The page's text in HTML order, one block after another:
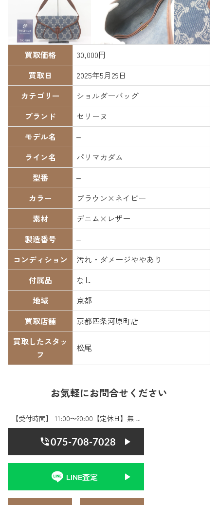
買取価格
30,000円
買取日
2025年5月29日
カテゴリー
ショルダーバッグ
ブランド
セリーヌ
モデル名
–
ライン名
パリマカダム
型番
–
カラー
ブラウン×ネイビー
素材
デニム×レザー
製造番号
–
コンディション
汚れ・ダメージややあり
付属品
なし
地域
京都
買取店舗
京都四条河原町店
買取したスタッ
フ
松尾
お気軽にお問合せください
【受付時間】 11:00〜20:00【定休日】無し
075-708-7028
LINE査定